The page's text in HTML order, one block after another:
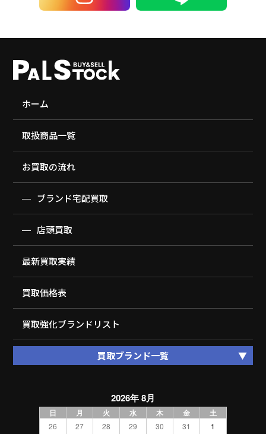
ホーム
取扱商品一覧
お買取の流れ
ブランド宅配買取
店頭買取
最新買取実績
買取価格表
買取強化ブランドリスト
買取ブランド一覧
2026年 8月
日 月 火 水 木 金 土
26 27 28 29 30 31 1